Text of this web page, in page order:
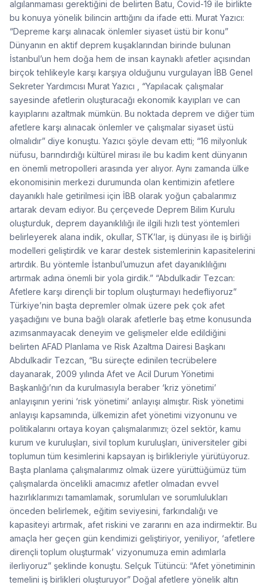
algılanmaması gerektiğini de belirten Batu, Covid-19 ile birlikte
bu konuya yönelik bilincin arttığını da ifade etti. Murat Yazıcı:
“Depreme karşı alınacak önlemler siyaset üstü bir konu”
Dünyanın en aktif deprem kuşaklarından birinde bulunan
İstanbul’un hem doğa hem de insan kaynaklı afetler açısından
birçok tehlikeyle karşı karşıya olduğunu vurgulayan İBB Genel
Sekreter Yardımcısı Murat Yazıcı , “Yapılacak çalışmalar
sayesinde afetlerin oluşturacağı ekonomik kayıpları ve can
kayıplarını azaltmak mümkün. Bu noktada deprem ve diğer tüm
afetlere karşı alınacak önlemler ve çalışmalar siyaset üstü
olmalıdır” diye konuştu. Yazıcı şöyle devam etti; “16 milyonluk
nüfusu, barındırdığı kültürel mirası ile bu kadim kent dünyanın
en önemli metropolleri arasında yer alıyor. Aynı zamanda ülke
ekonomisinin merkezi durumunda olan kentimizin afetlere
dayanıklı hale getirilmesi için İBB olarak yoğun çabalarımız
artarak devam ediyor. Bu çerçevede Deprem Bilim Kurulu
oluşturduk, deprem dayanıklılığı ile ilgili hızlı test yöntemleri
belirleyerek alana indik, okullar, STK’lar, iş dünyası ile iş birliği
modelleri geliştirdik ve karar destek sistemlerinin kapasitelerini
artırdık. Bu yöntemle İstanbul’umuzun afet dayanıklılığını
artırmak adına önemli bir yola girdik.” “Abdulkadir Tezcan:
Afetlere karşı dirençli bir toplum oluşturmayı hedefliyoruz”
Türkiye’nin başta depremler olmak üzere pek çok afet
yaşadığını ve buna bağlı olarak afetlerle baş etme konusunda
azımsanmayacak deneyim ve gelişmeler elde edildiğini
belirten AFAD Planlama ve Risk Azaltma Dairesi Başkanı
Abdulkadir Tezcan, “Bu süreçte edinilen tecrübelere
dayanarak, 2009 yılında Afet ve Acil Durum Yönetimi
Başkanlığı’nın da kurulmasıyla beraber ‘kriz yönetimi’
anlayışının yerini ‘risk yönetimi’ anlayışı almıştır. Risk yönetimi
anlayışı kapsamında, ülkemizin afet yönetimi vizyonunu ve
politikalarını ortaya koyan çalışmalarımızı; özel sektör, kamu
kurum ve kuruluşları, sivil toplum kuruluşları, üniversiteler gibi
toplumun tüm kesimlerini kapsayan iş birlikleriyle yürütüyoruz.
Başta planlama çalışmalarımız olmak üzere yürüttüğümüz tüm
çalışmalarda öncelikli amacımız afetler olmadan evvel
hazırlıklarımızı tamamlamak, sorumluları ve sorumlulukları
önceden belirlemek, eğitim seviyesini, farkındalığı ve
kapasiteyi artırmak, afet riskini ve zararını en aza indirmektir. Bu
amaçla her geçen gün kendimizi geliştiriyor, yeniliyor, ‘afetlere
dirençli toplum oluşturmak’ vizyonumuza emin adımlarla
ilerliyoruz” şeklinde konuştu. Selçuk Tütüncü: “Afet yönetiminin
temelini iş birlikleri oluşturuyor” Doğal afetlere yönelik altın